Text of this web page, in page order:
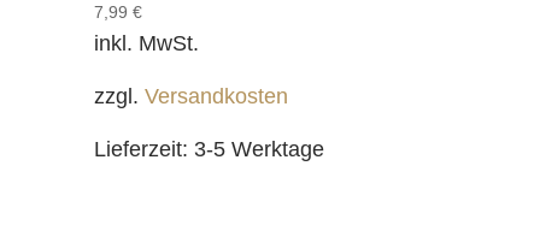
7,99 €
inkl. MwSt.
zzgl. Versandkosten
Lieferzeit: 3-5 Werktage